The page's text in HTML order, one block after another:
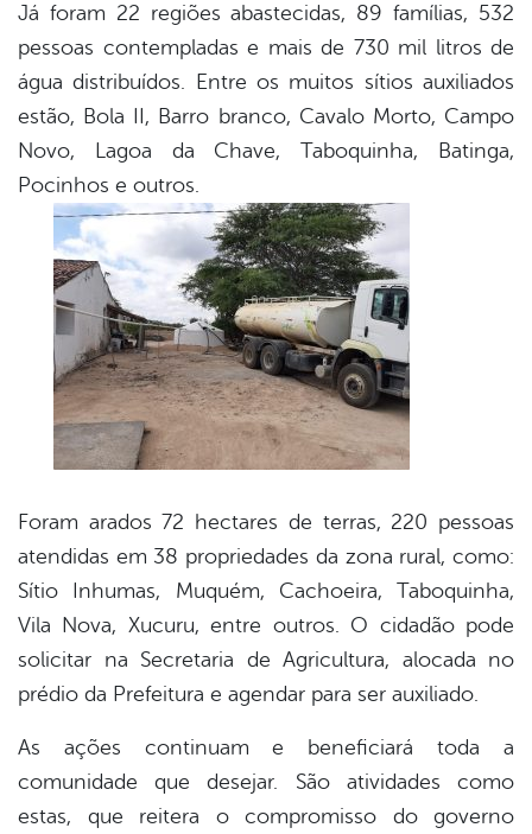
Já foram 22 regiões abastecidas, 89 famílias, 532
pessoas contempladas e mais de 730 mil litros de
água distribuídos. Entre os muitos sítios auxiliados
estão, Bola II, Barro branco, Cavalo Morto, Campo
Novo, Lagoa da Chave, Taboquinha, Batinga,
Pocinhos e outros.
Foram arados 72 hectares de terras, 220 pessoas
atendidas em 38 propriedades da zona rural, como:
Sítio Inhumas, Muquém, Cachoeira, Taboquinha,
Vila Nova, Xucuru, entre outros. O cidadão pode
solicitar na Secretaria de Agricultura, alocada no
prédio da Prefeitura e agendar para ser auxiliado.
As ações continuam e beneficiará toda a
comunidade que desejar. São atividades como
estas, que reitera o compromisso do governo